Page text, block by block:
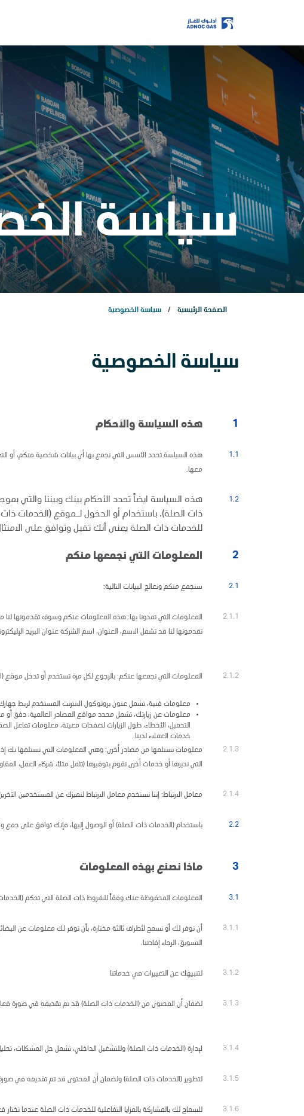
ADX: ADNOCGAS
8/7/2026 2:59 PM
آخر سعر
سعر الافتتاح
الأعلى
الأدنى
الكمية
الإغلاق السابق
التغير
يتم تحديث البيانات كل 15 دقيقة على الأقل
الصفحة الرئيسية
عن الشركة
مشاريعنا
علاقات المستثمرين
المركز الإعلامي
اتصل بنا
سياسة
الصفحة الرئيسية سياسة الخصوصية
سياسة الخصوصية
1 هذه السياسة والأحكام
1.1
هذه السياسة تحدد الأسس التي نجمع بها أي بيانات شخصية منكم، أو التي
معها.
1.2
هذه السياسة ايضاً تحدد الأحكام بينك وبيننا والتي
ذات الصلة). باستخدام أو الدخول لـموقع (الخدمات
للخدمات ذات الصلة يعنى أنك تقبل وتوافق على
2 المعلومات التي نجمعها منكم
2.1 سنجمع منكم ونعالج البيانات التالية:
2.1.1
المعلومات التي تمدونا بها: هذه المعلومات عنكم وسوف تقدمونها لنا
تقدمونها لنا قد تشمل الاسم، العنوان، اسم الشركة عنوان البريد
2.1.2 المعلومات التي نجمعها عنكم: بالرجوع لكل مرة تستخدم أو تدخل موقع
معلومات فنية، تشمل عنون بروتوكول الانترنت المستخدم لربط
معلومات عن زيارتك، تشمل محدد مواقع المصادر العالمية، دفق أو
التحميل، الأخطاء، طول الزيارات لصفحات معينة، معلومات تفاعل
خدمات العملاء لدينا.
2.1.3
معلومات نستلمها من مصادر أخرى: وهي المعلومات التي نستلمها نك
التي نديرها أو خدمات أخرى نقوم بتوفيرها (تثمل مثلاً، شركاء العمل،
2.1.4 معامل الارتباط: إننا نستخدم معامل الارتباط لنميزك عن المستخدمين
2.2 باستخدام (الخدمات ذات الصلة) أو الوصول إليها، فإنك توافق على
3 ماذا نصنع بهذه المعلومات
3.1 المعلومات المحفوظة عنك وفقاً للشروط ذات الصلة التي تحكم
3.1.1
أن نوفر لك أو نسمح لأطراف ثالثة مختارة، بأن توفر لك معلومات عن
التسويق، الرجاء إفادتنا.
3.1.2 لتنبيهك عن التغييرات في خدماتنا
3.1.3 لضمان أن المحتوى من (الخدمات ذات الصلة) قد تم تقديمه في صورة
3.1.4 لإدارة (الخدمات ذات الصلة) وللتشغيل الداخلي، تشمل حل المشكلات، تحليل
3.1.5 لتطوير (الخدمات ذات الصلة) ولضمان أن المحتوى قد تم تقديمه في
3.1.6 للسماح لك بالمشاركة بالمزايا التفاعلية للخدمات ذات الصلة عندما